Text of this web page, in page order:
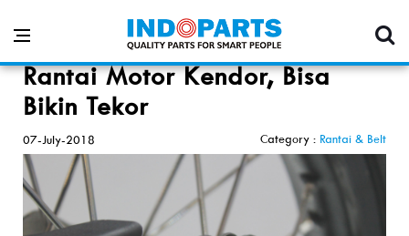
Rantai Motor Kendor, Bisa
Bikin Tekor
07-July-2018 Category : Rantai & Belt